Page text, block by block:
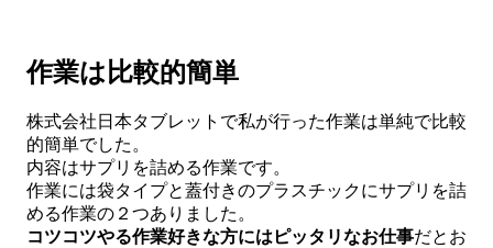
作業は比較的簡単
株式会社日本タブレットで私が行った作業は単純で比較
的簡単でした。
内容はサプリを詰める作業です。
作業には袋タイプと蓋付きのプラスチックにサプリを詰
める作業の２つありました。
コツコツやる作業好きな方にはピッタリなお仕事だとお